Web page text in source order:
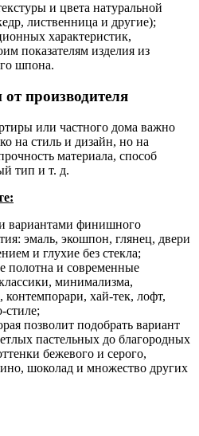
и цвета натуральной
лиственница и другие);
характеристик,
показателям изделия из
шпона.
производителя
или частного дома важно
на стиль и дизайн, но на
материала, способ
тип и т. д.
вариантами финишного
эмаль, экошпон, глянец, двери
и глухие без стекла;
полотна и современные
минимализма,
хай-тек, лофт,
стиле;
позволит подобрать вариант
пастельных до благородных
бежевого и серого,
шоколад и множество других